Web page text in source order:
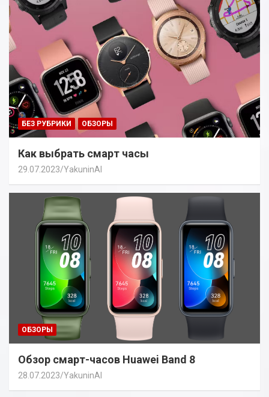
БЕЗ РУБРИКИ ОБЗОРЫ
Как выбрать смарт часы
29.07.2023 YakuninAI
ОБЗОРЫ
Обзор смарт-часов Huawei Band 8
28.07.2023 YakuninAI